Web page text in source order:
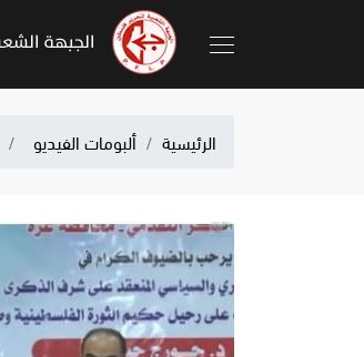
الرئيسية ألبومات الفيديو